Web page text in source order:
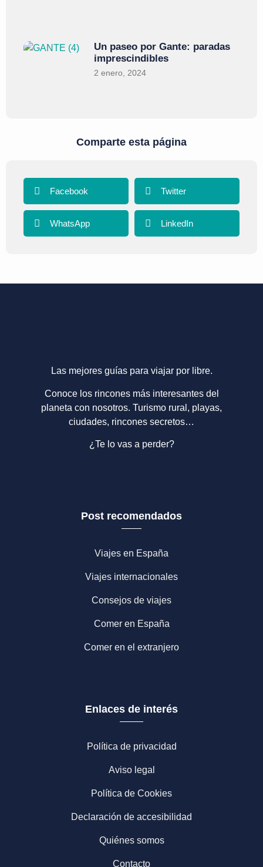
Un paseo por Gante: paradas
imprescindibles
2 enero, 2024
Comparte esta página
Facebook Twitter
WhatsApp LinkedIn
Las mejores guías para viajar por libre.
Conoce los rincones más interesantes del
planeta con nosotros. Turismo rural, playas,
ciudades, rincones secretos…
¿Te lo vas a perder?
Post recomendados
Viajes en España
Viajes internacionales
Consejos de viajes
Comer en España
Comer en el extranjero
Enlaces de interés
Política de privacidad
Aviso legal
Política de Cookies
Declaración de accesibilidad
Quiénes somos
Contacto